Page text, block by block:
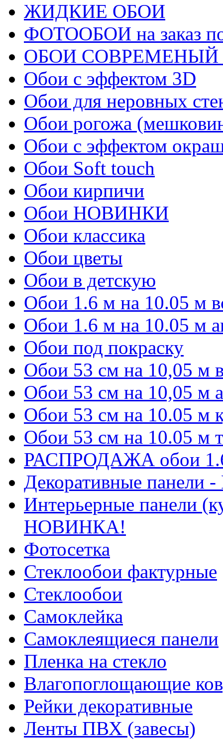
ЖИДКИЕ ОБОИ
ФОТООБОИ на заказ
ОБОИ СОВРЕМЕНЫЙ
Обои с эффектом 3D
Обои для неровных
Обои рогожа
Обои с эффектом
Обои Soft touch
Обои кирпичи
Обои НОВИНКИ
Обои классика
Обои цветы
Обои в детскую
Обои 1.6 м на 10.05 м
Обои 1.6 м на 10.05 м
Обои под покраску
Обои 53 см на 10,05 м
Обои 53 см на 10,05 м
Обои 53 см на 10.05 м
Обои 53 см на 10.05 м
РАСПРОДАЖА обои
Декоративные
Интерьерные панели
НОВИНКА!
Фотосетка
Стеклообои фактурные
Стеклообои
Самоклейка
Самоклеящиеся панели
Пленка на стекло
Влагопоглощающие
Рейки декоративные
Ленты ПВХ (завесы)